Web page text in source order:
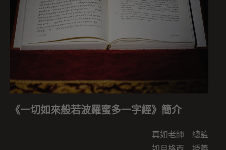
《一切如來般若波羅蜜多一字經》簡介
真如老師 總監